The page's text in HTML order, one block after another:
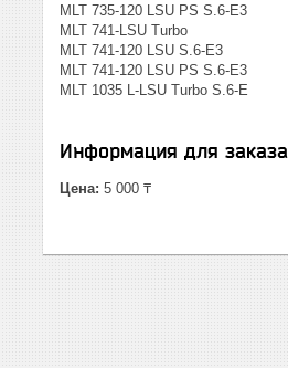
MLT 735-120 LSU PS S.6-E3
MLT 741-LSU Turbo
MLT 741-120 LSU S.6-E3
MLT 741-120 LSU PS S.6-E3
MLT 1035 L-LSU Turbo S.6-E
Информация для заказа
Цена: 5 000 ₸